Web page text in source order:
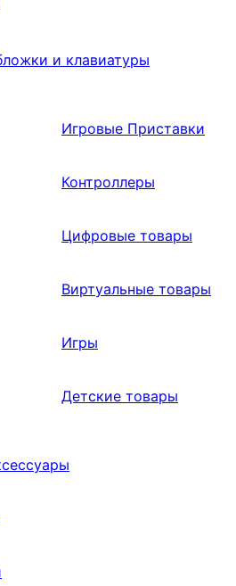
и клавиатуры
Игровые Приставки
Контроллеры
Цифровые товары
Виртуальные товары
Игры
Детские товары